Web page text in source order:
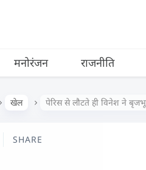
मनोरंजन राजनीति
खेल पेरिस से लौटते ही विनेश ने
SHARE